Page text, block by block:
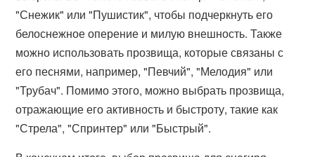
"Снежик" или "Пушистик", чтобы подчеркнуть его
белоснежное оперение и милую внешность. Также
можно использовать прозвища, которые связаны с
его песнями, например, "Певчий", "Мелодия" или
"Трубач". Помимо этого, можно выбрать прозвища,
отражающие его активность и быстроту, такие как
"Стрела", "Спринтер" или "Быстрый".